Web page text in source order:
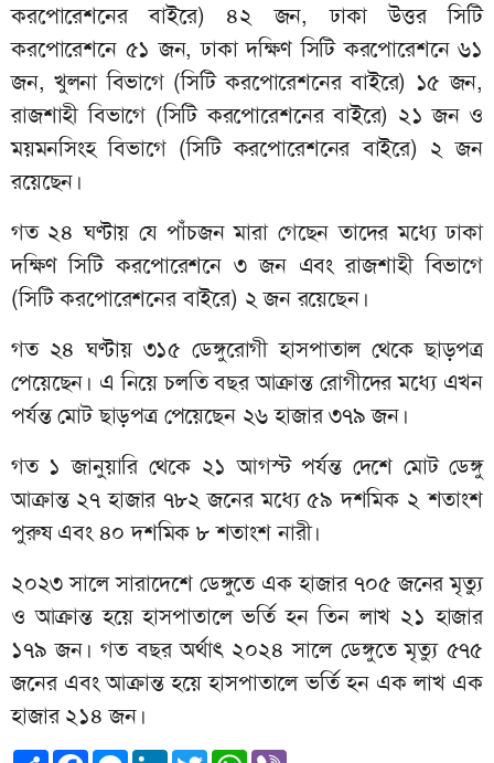
করপোরেশনের বাইরে) ৪২ জন, ঢাকা উত্তর সিটি
করপোরেশনে ৫১ জন, ঢাকা দক্ষিণ সিটি করপোরেশনে ৬১
জন, খুলনা বিভাগে (সিটি করপোরেশনের বাইরে) ১৫ জন,
রাজশাহী বিভাগে (সিটি করপোরেশনের বাইরে) ২১ জন ও
ময়মনসিংহ বিভাগে (সিটি করপোরেশনের বাইরে) ২ জন
রয়েছেন।
গত ২৪ ঘণ্টায় যে পাঁচজন মারা গেছেন তাদের মধ্যে ঢাকা
দক্ষিণ সিটি করপোরেশনে ৩ জন এবং রাজশাহী বিভাগে
(সিটি করপোরেশনের বাইরে) ২ জন রয়েছেন।
গত ২৪ ঘণ্টায় ৩১৫ ডেঙ্গুরোগী হাসপাতাল থেকে ছাড়পত্র
পেয়েছেন। এ নিয়ে চলতি বছর আক্রান্ত রোগীদের মধ্যে এখন
পর্যন্ত মোট ছাড়পত্র পেয়েছেন ২৬ হাজার ৩৭৯ জন।
গত ১ জানুয়ারি থেকে ২১ আগস্ট পর্যন্ত দেশে মোট ডেঙ্গু
আক্রান্ত ২৭ হাজার ৭৮২ জনের মধ্যে ৫৯ দশমিক ২ শতাংশ
পুরুষ এবং ৪০ দশমিক ৮ শতাংশ নারী।
২০২৩ সালে সারাদেশে ডেঙ্গুতে এক হাজার ৭০৫ জনের মৃত্যু
ও আক্রান্ত হয়ে হাসপাতালে ভর্তি হন তিন লাখ ২১ হাজার
১৭৯ জন। গত বছর অর্থাৎ ২০২৪ সালে ডেঙ্গুতে মৃত্যু ৫৭৫
জনের এবং আক্রান্ত হয়ে হাসপাতালে ভর্তি হন এক লাখ এক
হাজার ২১৪ জন।
ShareFacebookMessenger
LinkedInTwitterWhatsApp